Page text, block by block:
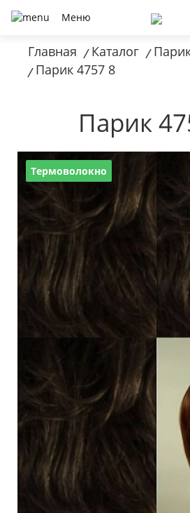
Меню
Главная / Каталог /
/ Парик 4757 8
Парик
Термоволокно